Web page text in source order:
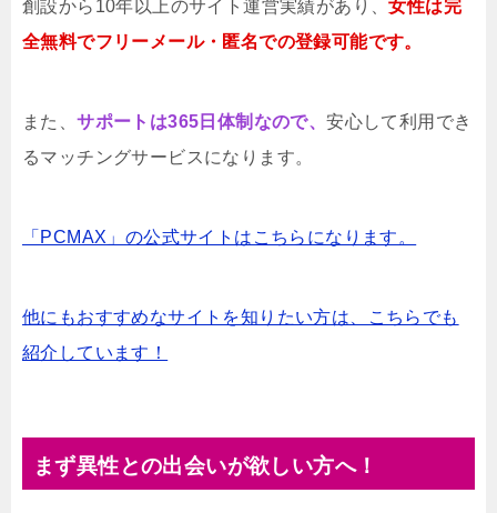
創設から10年以上のサイト運営実績があり、女性は完
全無料でフリーメール・匿名での登録可能です。
また、サポートは365日体制なので、安心して利用でき
るマッチングサービスになります。
「PCMAX」の公式サイトはこちらになります。
他にもおすすめなサイトを知りたい方は、こちらでも
紹介しています！
まず異性との出会いが欲しい方へ！